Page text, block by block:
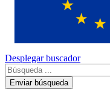
Desplegar buscador
Enviar búsqueda